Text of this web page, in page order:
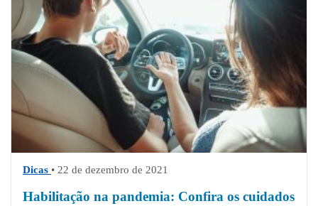
Dicas • 22 de dezembro de 2021
Habilitação na pandemia: Confira os cuidados